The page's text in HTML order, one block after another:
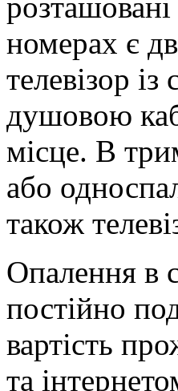
номерах є
телевізор
душовою
місце. В
або
також
Опалення в
постійно
вартість
та